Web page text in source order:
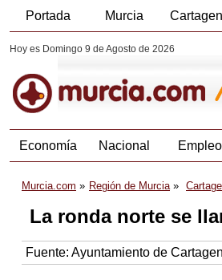
Portada Murcia
Hoy es Domingo 9 de Agosto de 2026
Economía Nacional Empleo
Murcia.com Región de Murcia
La ronda norte se
Fuente: Ayuntamiento de